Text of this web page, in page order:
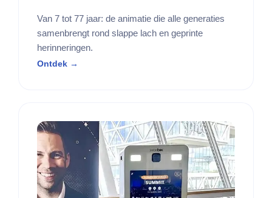
Van 7 tot 77 jaar: de animatie die alle generaties
samenbrengt rond slappe lach en geprinte
herinneringen.
Ontdek →